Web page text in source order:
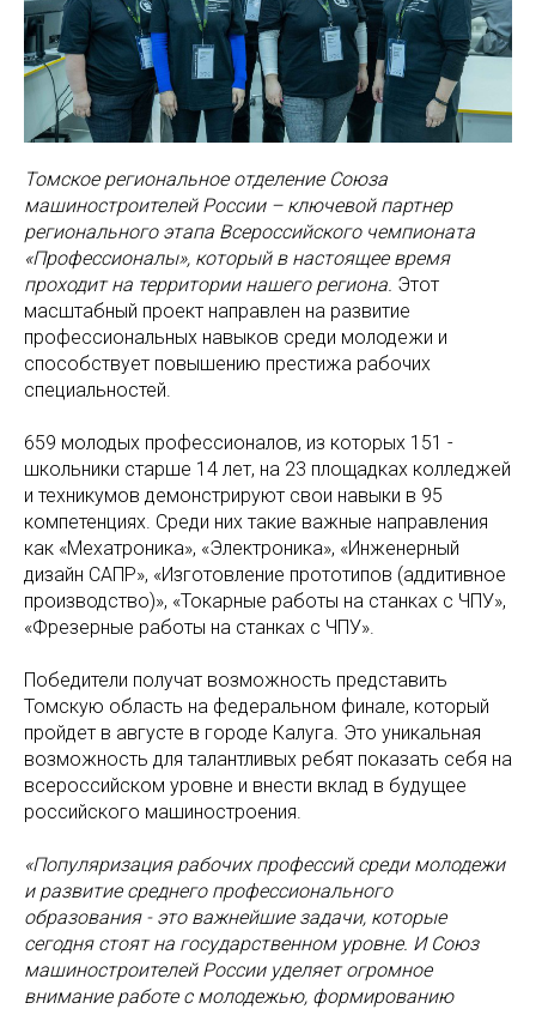
Томское региональное отделение Союза
машиностроителей России – ключевой партнер
регионального этапа Всероссийского чемпионата
«Профессионалы», который в настоящее время
проходит на территории нашего региона. Этот
масштабный проект направлен на развитие
профессиональных навыков среди молодежи и
способствует повышению престижа рабочих
специальностей.
659 молодых профессионалов, из которых 151 -
школьники старше 14 лет, на 23 площадках колледжей
и техникумов демонстрируют свои навыки в 95
компетенциях. Среди них такие важные направления
как «Мехатроника», «Электроника», «Инженерный
дизайн САПР», «Изготовление прототипов (аддитивное
производство)», «Токарные работы на станках с ЧПУ»,
«Фрезерные работы на станках с ЧПУ».
Победители получат возможность представить
Томскую область на федеральном финале, который
пройдет в августе в городе Калуга. Это уникальная
возможность для талантливых ребят показать себя на
всероссийском уровне и внести вклад в будущее
российского машиностроения.
«Популяризация рабочих профессий среди молодежи
и развитие среднего профессионального
образования - это важнейшие задачи, которые
сегодня стоят на государственном уровне. И Союз
машиностроителей России уделяет огромное
внимание работе с молодежью, формированию